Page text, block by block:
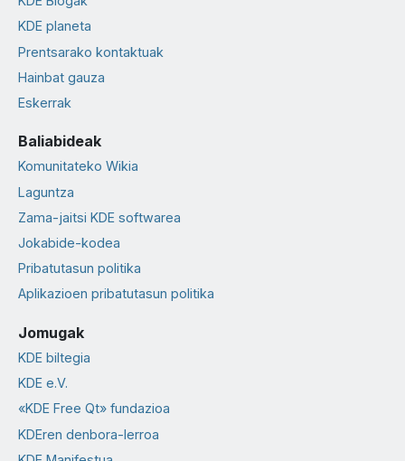
KDE planeta
Prentsarako kontaktuak
Hainbat gauza
Eskerrak
Baliabideak
Komunitateko Wikia
Laguntza
Zama-jaitsi KDE softwarea
Jokabide-kodea
Pribatutasun politika
Aplikazioen pribatutasun politika
Jomugak
KDE biltegia
KDE e.V.
«KDE Free Qt» fundazioa
KDEren denbora-lerroa